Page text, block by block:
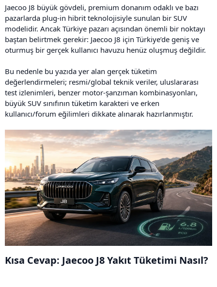
Jaecoo J8 büyük gövdeli, premium donanım odaklı ve bazı
pazarlarda plug-in hibrit teknolojisiyle sunulan bir SUV
modelidir. Ancak Türkiye pazarı açısından önemli bir noktayı
baştan belirtmek gerekir: Jaecoo J8 için Türkiye’de geniş ve
oturmuş bir gerçek kullanıcı havuzu henüz oluşmuş değildir.
Bu nedenle bu yazıda yer alan gerçek tüketim
değerlendirmeleri; resmi/global teknik veriler, uluslararası
test izlenimleri, benzer motor-şanzıman kombinasyonları,
büyük SUV sınıfının tüketim karakteri ve erken
kullanıcı/forum eğilimleri dikkate alınarak hazırlanmıştır.
Kısa Cevap: Jaecoo J8 Yakıt Tüketimi Nasıl?​